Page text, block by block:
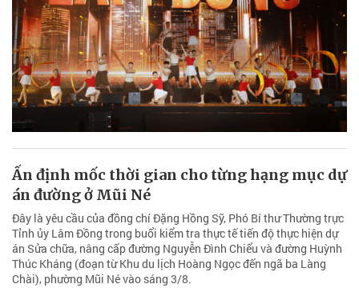
Ấn định mốc thời gian cho từng hạng mục dự
án đường ở Mũi Né
Đây là yêu cầu của đồng chí Đặng Hồng Sỹ, Phó Bí thư Thường trực
Tỉnh ủy Lâm Đồng trong buổi kiểm tra thực tế tiến độ thực hiện dự
án Sửa chữa, nâng cấp đường Nguyễn Đình Chiểu và đường Huỳnh
Thúc Kháng (đoạn từ Khu du lịch Hoàng Ngọc đến ngã ba Làng
Chài), phường Mũi Né vào sáng 3/8.